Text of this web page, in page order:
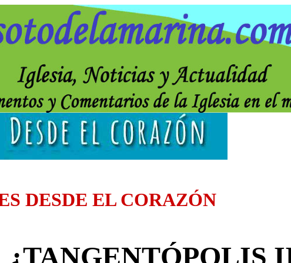
DESDE EL CORAZÓN
¿TANGENTÓPOLIS